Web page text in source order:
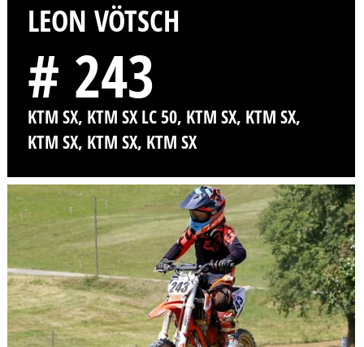
LEON VÖTSCH
# 243
KTM SX, KTM SX LC 50, KTM SX, KTM SX,
KTM SX, KTM SX, KTM SX